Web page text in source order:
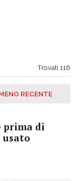
Trovati 116
RECENTE
prima di
usato